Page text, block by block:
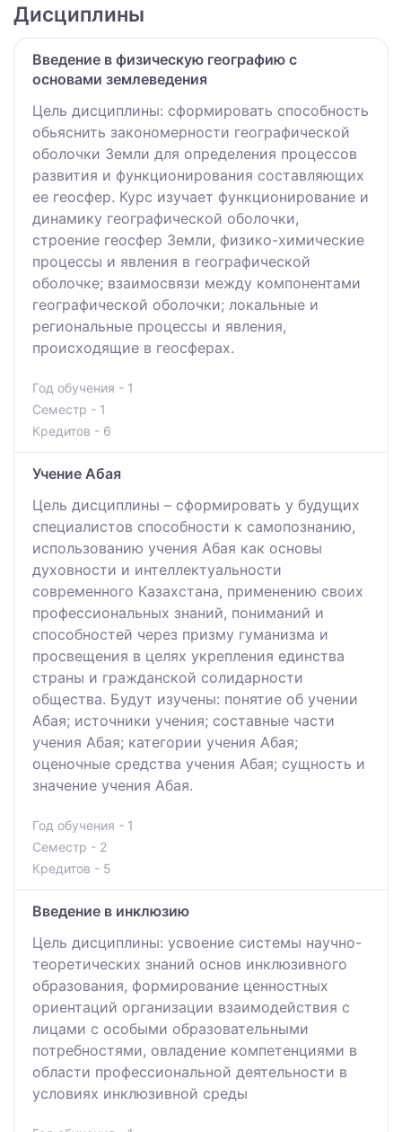
Дисциплины
Введение в физическую географию с
основами землеведения
Цель дисциплины: сформировать способность
обьяснить закономерности географической
оболочки Земли для определения процессов
развития и функционирования составляющих
ее геосфер. Курс изучает функционирование и
динамику географической оболочки,
строение геосфер Земли, физико-химические
процессы и явления в географической
оболочке; взаимосвязи между компонентами
географической оболочки; локальные и
региональные процессы и явления,
происходящие в геосферах.
Год обучения - 1
Семестр - 1
Кредитов - 6
Учение Абая
Цель дисциплины – сформировать у будущих
специалистов способности к самопознанию,
использованию учения Абая как основы
духовности и интеллектуальности
современного Казахстана, применению своих
профессиональных знаний, пониманий и
способностей через призму гуманизма и
просвещения в целях укрепления единства
страны и гражданской солидарности
общества. Будут изучены: понятие об учении
Абая; источники учения; составные части
учения Абая; категории учения Абая;
оценочные средства учения Абая; сущность и
значение учения Абая.
Год обучения - 1
Семестр - 2
Кредитов - 5
Введение в инклюзию
Цель дисциплины: усвоение системы научно-
теоретических знаний основ инклюзивного
образования, формирование ценностных
ориентаций организации взаимодействия с
лицами с особыми образовательными
потребностями, овладение компетенциями в
области профессиональной деятельности в
условиях инклюзивной среды